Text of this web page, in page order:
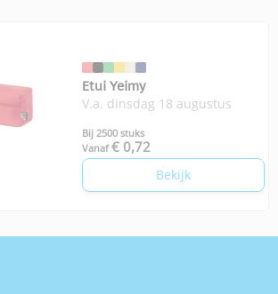
Etui Yeimy
V.a. dinsdag 18 augustus
Bij 2500 stuks
Vanaf € 0,72
Bekijk